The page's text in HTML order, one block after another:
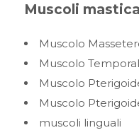
Muscoli
Muscolo
Muscolo
Muscolo
Muscolo
muscoli linguali